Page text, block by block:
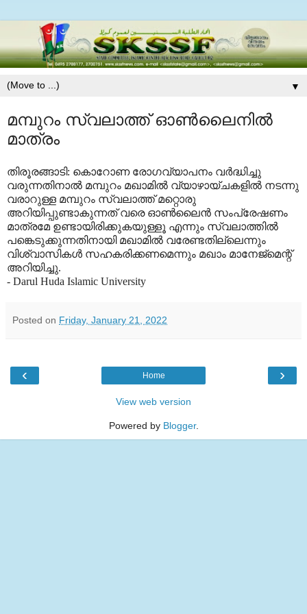
▼
മമ്പുറം സ്വലാത്ത് ഓണ്‍ലൈനില്‍
മാത്രം
തിരൂരങ്ങാടി: കൊറോണ രോഗവ്യാപനം വര്‍ദ്ധിച്ചു
വരുന്നതിനാല്‍ മമ്പുറം മഖാമില്‍ വ്യാഴായ്ചകളില്‍ നടന്നു
വരാറുള്ള മമ്പുറം സ്വലാത്ത് മറ്റൊരു
അറിയിപ്പുണ്ടാകുന്നത് വരെ ഓണ്‍ലൈന്‍ സംപ്രേഷണം
മാത്രമേ ഉണ്ടായിരിക്കുകയുള്ളൂ എന്നും സ്വലാത്തില്‍
പങ്കെടുക്കുന്നതിനായി മഖാമില്‍ വരേണ്ടതില്ലെന്നും
വിശ്വാസികള്‍ സഹകരിക്കണമെന്നും മഖാം മാനേജ്‌മെന്റ്
അറിയിച്ചു.
- Darul Huda Islamic University
Posted on Friday, January 21, 2022
‹ ›
Home
View web version
Powered by Blogger.